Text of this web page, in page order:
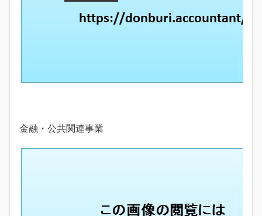
金融・公共関連事業